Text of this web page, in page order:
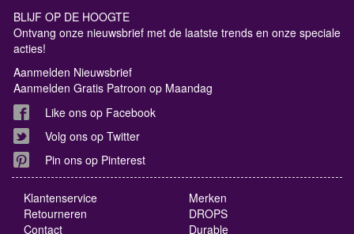
BLIJF OP DE HOOGTE
Ontvang onze nieuwsbrief met de laatste trends en onze speciale
acties!
Aanmelden Nieuwsbrief
Aanmelden Gratis Patroon op Maandag
Like ons op Facebook
Volg ons op Twitter
Pin ons op Pinterest
Klantenservice
Retourneren
Contact
Merken
DROPS
Durable